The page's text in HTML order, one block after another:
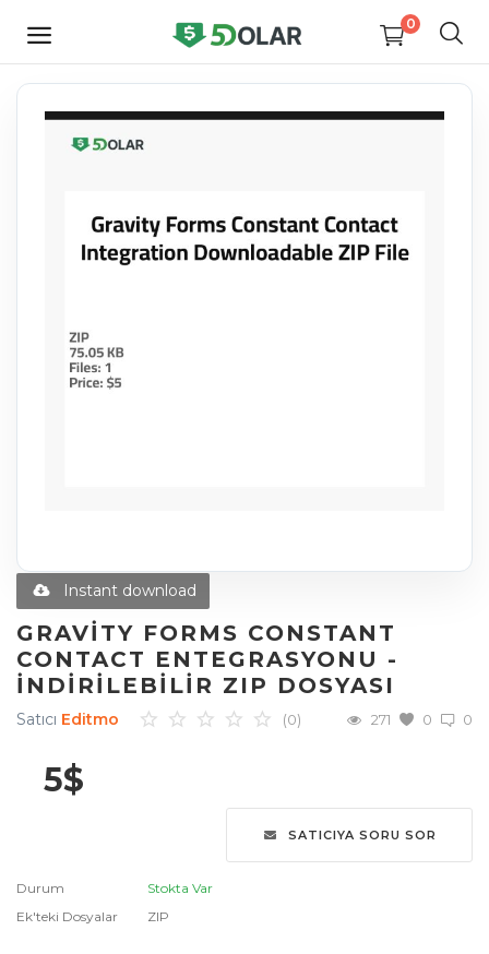
0
HEMEN
SATIŞ
Yazılım
Dijital Kitaplar
Favoriler
İletişim
Giriş Yap
Üye Ol
العربية
Deutsch
Instant download
GRAVITY FORMS CONSTANT
CONTACT ENTEGRASYONU -
İNDIRILEBILIR ZIP DOSYASI
Satıcı Editmo 0
(0) 0
271
5$
SATICIYA SORU SOR
Durum
Stokta Var
Ek'teki Dosyalar
ZIP